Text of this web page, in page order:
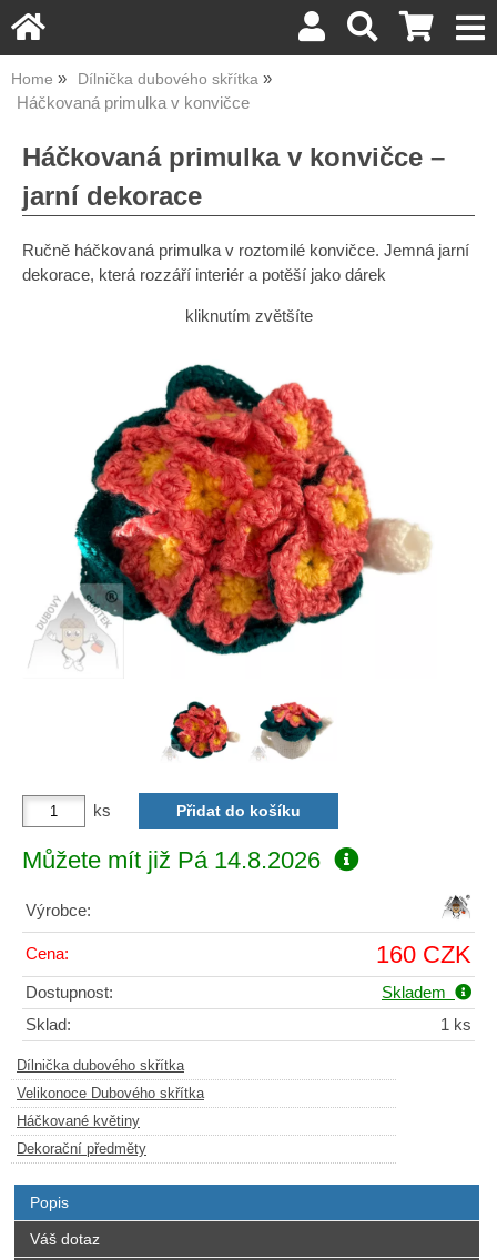
Home Dílnička dubového skřítka
Háčkovaná primulka v konvičce
Háčkovaná primulka v konvičce –
jarní dekorace
Ručně háčkovaná primulka v roztomilé konvičce. Jemná jarní
dekorace, která rozzáří interiér a potěší jako dárek
kliknutím zvětšíte
ks
Můžete mít již Pá 14.8.2026
Výrobce:
Cena: 160 CZK
Dostupnost:
Skladem
Sklad:
1 ks
Dílnička dubového skřítka
Velikonoce Dubového skřítka
Háčkované květiny
Dekorační předměty
Popis
Váš dotaz